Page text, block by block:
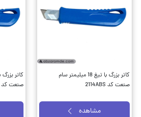
کاتر بزرگ با تیغ 18 میلیمتر سام
صنعت کد 2114ABS
مشاهده
صنعت کد 2114PP